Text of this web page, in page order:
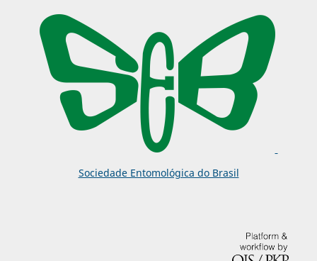
Sociedade Entomológica do Brasil